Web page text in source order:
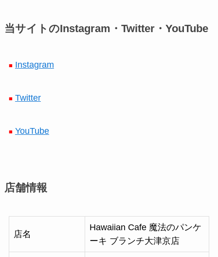
当サイトのInstagram・Twitter・YouTube
■ Instagram
■ Twitter
■ YouTube
店舗情報
店名
Hawaiian Cafe 魔法のパンケ
ーキ ブランチ大津京店